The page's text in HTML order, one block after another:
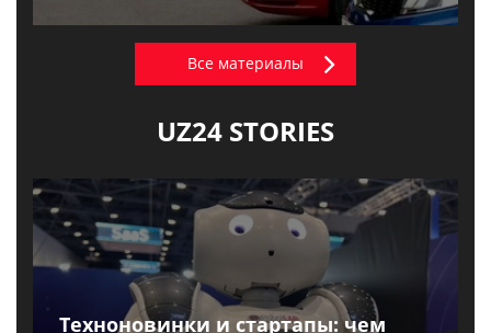
Все материалы
UZ24 STORIES
Техноновинки и стартапы: чем